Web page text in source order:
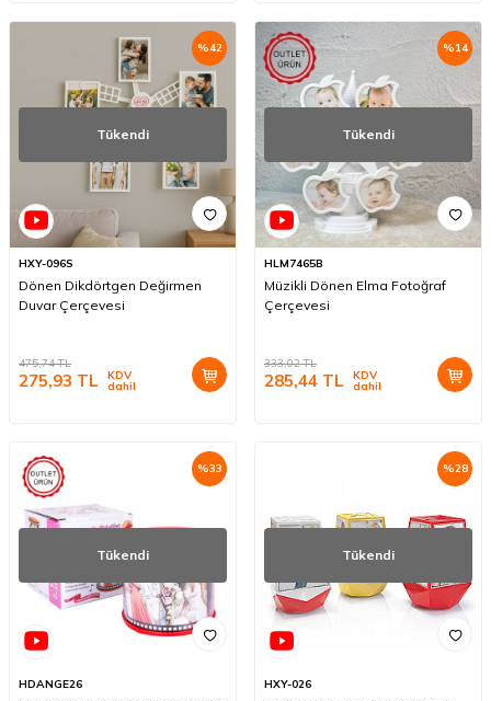
%42
Tükendi
HXY-096S
Dönen Dikdörtgen Değirmen
Duvar Çerçevesi
475,74TL
275,93 TL KDV
dahil
%14
Tükendi
HLM7465B
Müzikli Dönen Elma Fotoğraf
Çerçevesi
333,02TL
285,44 TL KDV
dahil
%33
Tükendi
HDANGE26
%28
Tükendi
HXY-026